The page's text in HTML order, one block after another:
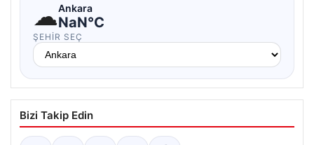
☁Ankara
NaN°C
ŞEHIR SEÇ
Bizi Takip Edin